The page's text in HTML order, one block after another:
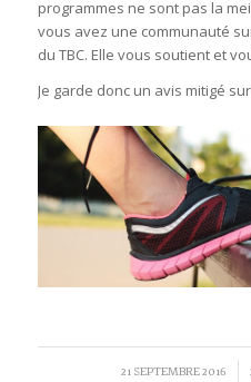
programmes ne sont pas la
vous avez une communauté
du TBC. Elle vous soutient et
Je garde donc un avis mitigé
21 SEPTEMBRE 2016
/